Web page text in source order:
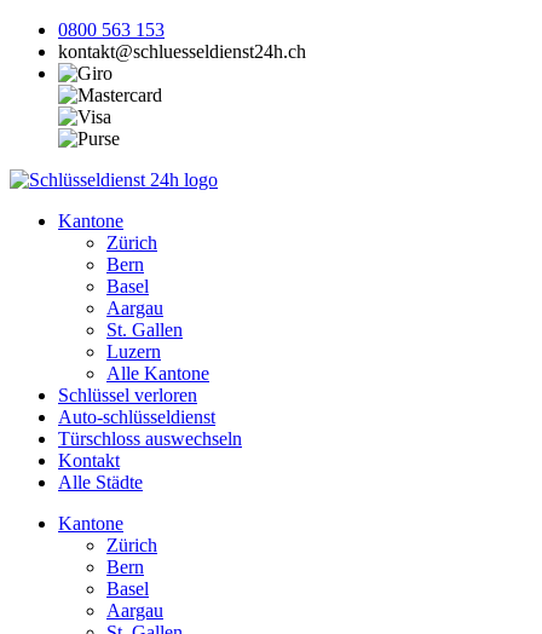
0800 563 153
kontakt@schluesseldienst24h.ch
Kantone
Zürich
Bern
Basel
Aargau
St. Gallen
Luzern
Alle Kantone
Schlüssel verloren
Auto-schlüsseldienst
Türschloss auswechseln
Kontakt
Alle Städte
Kantone
Zürich
Bern
Basel
Aargau